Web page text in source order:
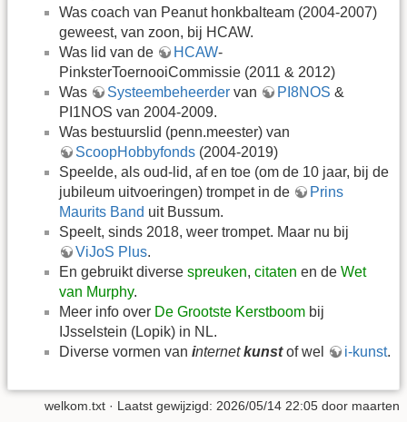
Was coach van Peanut honkbalteam (2004-2007)
geweest, van zoon, bij HCAW.
Was lid van de
HCAW-
PinksterToernooiCommissie (2011 & 2012)
Was
Systeembeheerder van PI8NOS &
PI1NOS van 2004-2009.
Was bestuurslid (penn.meester) van
ScoopHobbyfonds (2004-2019)
Speelde, als oud-lid, af en toe (om de 10 jaar, bij de
jubileum uitvoeringen) trompet in de
Prins
Maurits Band uit Bussum.
Speelt, sinds 2018, weer trompet. Maar nu bij
ViJoS Plus.
En gebruikt diverse spreuken, citaten en de Wet
van Murphy.
Meer info over De Grootste Kerstboom bij
IJsselstein (Lopik) in NL.
Diverse vormen van internetkunstof wel i-kunst.
welkom.txt · Laatst gewijzigd: 2026/05/14 22:05 door maarten